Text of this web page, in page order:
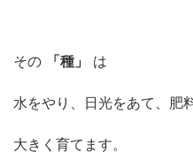
その 「種」 は
水をやり、日光をあて、肥
大きく育てます。